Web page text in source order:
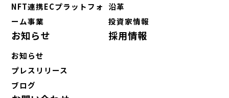
NFT連携ECプラットフォ
ーム事業
沿革
投資家情報
お知らせ
お知らせ
プレスリリース
ブログ
採用情報